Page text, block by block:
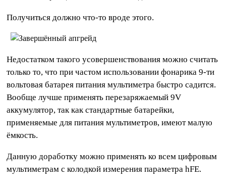
Получиться должно что-то вроде этого.
Недостатком такого усовершенствования можно считать
только то, что при частом использовании фонарика 9-ти
вольтовая батарея питания мультиметра быстро садится.
Вообще лучше применять перезаряжаемый 9V
аккумулятор, так как стандартные батарейки,
применяемые для питания мультиметров, имеют малую
ёмкость.
Данную доработку можно применять ко всем цифровым
мультиметрам с колодкой измерения параметра hFE.